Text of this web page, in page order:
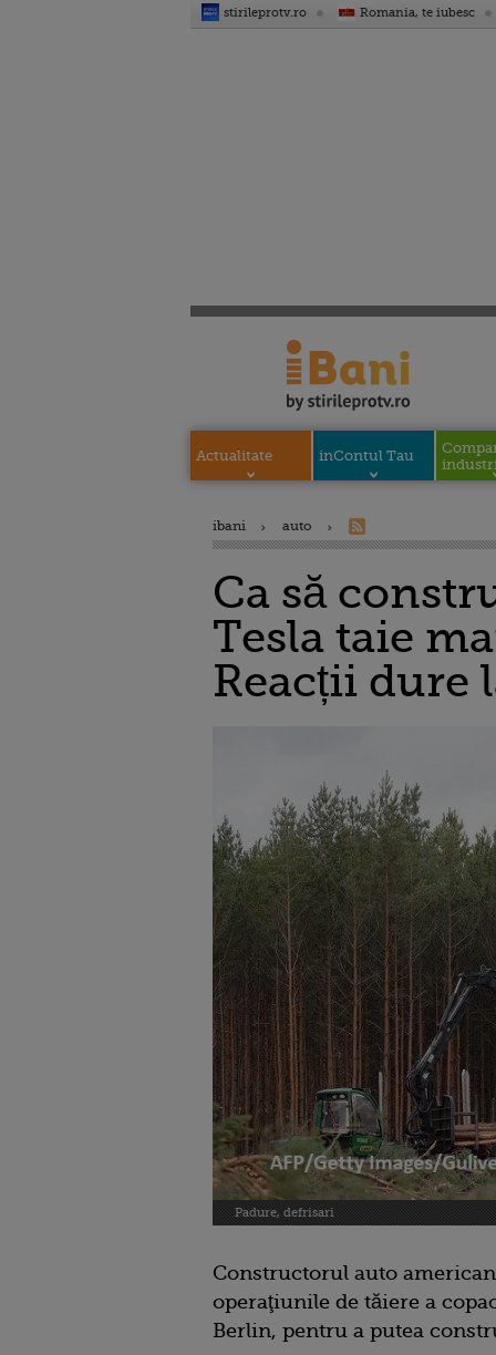
stirileprotv.ro Romania, te iubesc
Actualitate inContul Tau
ibani auto
Ca să
Tesla taie
Reacții dure
Padure, defrisari
Constructorul auto
operaţiunile de tăiere a
Berlin, pentru a putea